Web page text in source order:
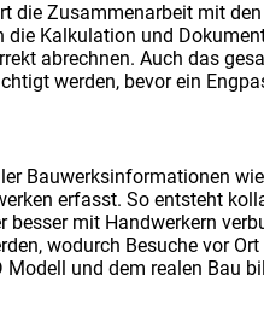
die Zusammenarbeit mit
Kalkulation und
abrechnen. Auch das
werden, bevor ein
Bauwerksinformationen
erfasst. So entsteht
mit Handwerkern
wodurch Besuche vor
und dem realen Bau